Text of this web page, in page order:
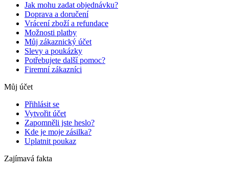
Jak mohu zadat objednávku?
Doprava a doručení
Vrácení zboží a refundace
Možnosti platby
Můj zákaznický účet
Slevy a poukázky
Potřebujete další pomoc?
Firemní zákazníci
Můj účet
Přihlásit se
Vytvořit účet
Zapomněli jste heslo?
Kde je moje zásilka?
Uplatnit poukaz
Zajímavá fakta